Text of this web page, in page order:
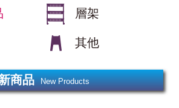
層架
其他
商品 New Products